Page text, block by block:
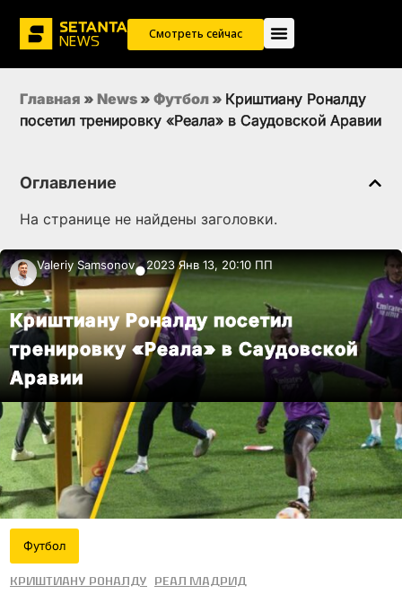
Смотреть сейчас
Главная » News » Футбол » Криштиану Роналду
посетил тренировку «Реала» в Саудовской Аравии
Оглавление
На странице не найдены заголовки.
Valeriy Samsonov●2023 Янв 13, 20:10 ПП
Криштиану Роналду посетил
тренировку «Реала» в Саудовской
Аравии
Футбол
Криштиану Роналду Реал Мадрид